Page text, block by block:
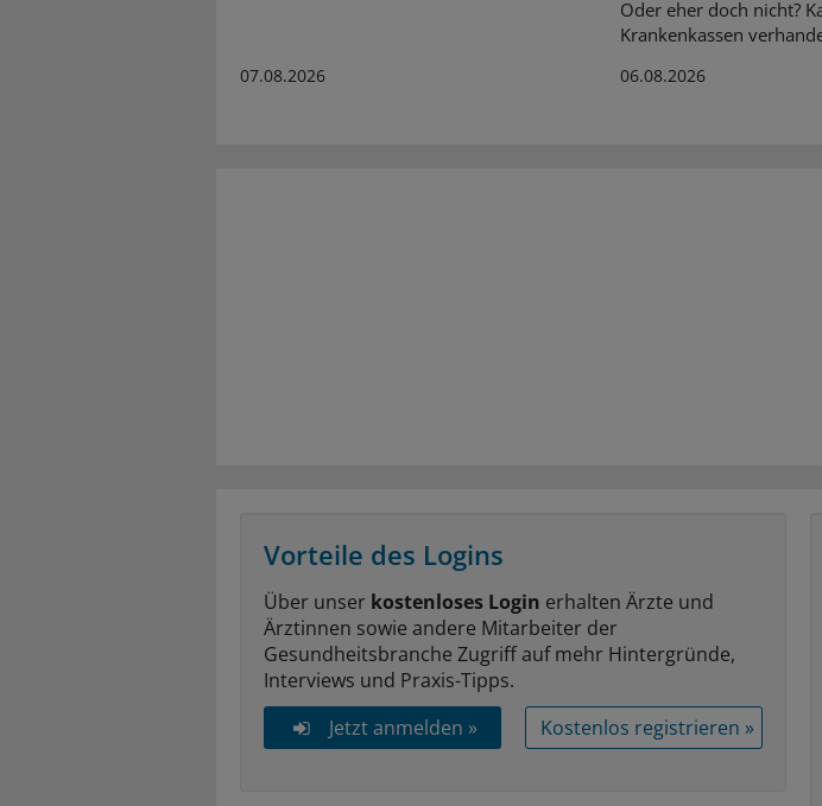
07.08.2026
Oder eher doch nicht?
Krankenkassen
06.08.2026
Vorteile des Logins
Über unser kostenloses Login erhalten Ärzte und
Ärztinnen sowie andere Mitarbeiter der
Gesundheitsbranche Zugriff auf mehr Hintergründe,
Interviews und Praxis-Tipps.
Jetzt anmelden »
Kostenlos registrieren »